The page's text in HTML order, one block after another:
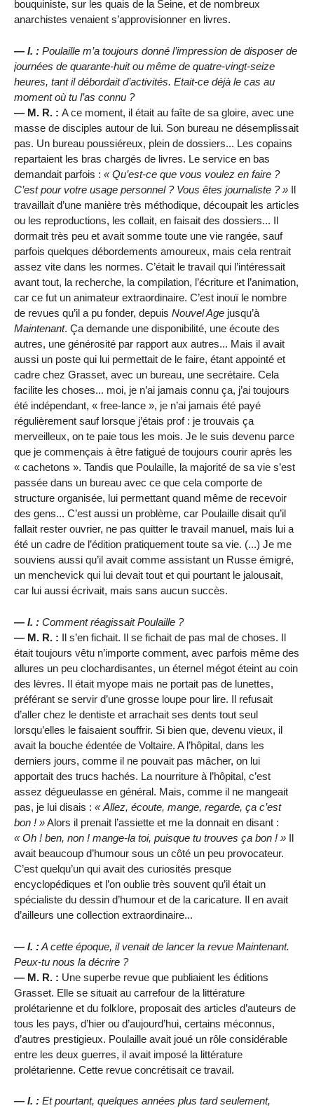
bouquiniste, sur les quais de la Seine, et de nombreux
anarchistes venaient s’approvisionner en livres.
— I. : Poulaille m’a toujours donné l’impression de disposer de
journées de quarante-huit ou même de quatre-vingt-seize
heures, tant il débordait d’activités. Etait-ce déjà le cas au
moment où tu l’as connu ?
— M. R. : A ce moment, il était au faîte de sa gloire, avec une
masse de disciples autour de lui. Son bureau ne désemplissait
pas. Un bureau poussiéreux, plein de dossiers... Les copains
repartaient les bras chargés de livres. Le service en bas
demandait parfois :
Qu’est-ce que vous voulez en faire ?
C’est pour votre usage personnel ? Vous êtes journaliste ?
Il
travaillait d’une manière très méthodique, découpait les articles
ou les reproductions, les collait, en faisait des dossiers... Il
dormait très peu et avait somme toute une vie rangée, sauf
parfois quelques débordements amoureux, mais cela rentrait
assez vite dans les normes. C’était le travail qui l’intéressait
avant tout, la recherche, la compilation, l’écriture et l’animation,
car ce fut un animateur extraordinaire. C’est inouï le nombre
de revues qu’il a pu fonder, depuis Nouvel Age jusqu’à
Maintenant. Ça demande une disponibilité, une écoute des
autres, une générosité par rapport aux autres... Mais il avait
aussi un poste qui lui permettait de le faire, étant appointé et
cadre chez Grasset, avec un bureau, une secrétaire. Cela
facilite les choses... moi, je n’ai jamais connu ça, j’ai toujours
été indépendant, « free-lance », je n’ai jamais été payé
régulièrement sauf lorsque j’étais prof : je trouvais ça
merveilleux, on te paie tous les mois. Je le suis devenu parce
que je commençais à être fatigué de toujours courir après les
« cachetons ». Tandis que Poulaille, la majorité de sa vie s’est
passée dans un bureau avec ce que cela comporte de
structure organisée, lui permettant quand même de recevoir
des gens... C’est aussi un problème, car Poulaille disait qu’il
fallait rester ouvrier, ne pas quitter le travail manuel, mais lui a
été un cadre de l’édition pratiquement toute sa vie. (...) Je me
souviens aussi qu’il avait comme assistant un Russe émigré,
un menchevick qui lui devait tout et qui pourtant le jalousait,
car lui aussi écrivait, mais sans aucun succès.
— I. : Comment réagissait Poulaille ?
— M. R. : Il s’en fichait. Il se fichait de pas mal de choses. Il
était toujours vêtu n’importe comment, avec parfois même des
allures un peu clochardisantes, un éternel mégot éteint au coin
des lèvres. Il était myope mais ne portait pas de lunettes,
préférant se servir d’une grosse loupe pour lire. Il refusait
d’aller chez le dentiste et arrachait ses dents tout seul
lorsqu’elles le faisaient souffrir. Si bien que, devenu vieux, il
avait la bouche édentée de Voltaire. A l’hôpital, dans les
derniers jours, comme il ne pouvait pas mâcher, on lui
apportait des trucs hachés. La nourriture à l’hôpital, c’est
assez dégueulasse en général. Mais, comme il ne mangeait
pas, je lui disais :
Allez, écoute, mange, regarde, ça c’est
bon !
Alors il prenait l’assiette et me la donnait en disant :
Oh ! ben, non ! mange-la toi, puisque tu trouves ça bon !
Il
avait beaucoup d’humour sous un côté un peu provocateur.
C’est quelqu’un qui avait des curiosités presque
encyclopédiques et l’on oublie très souvent qu’il était un
spécialiste du dessin d’humour et de la caricature. Il en avait
d’ailleurs une collection extraordinaire...
— I. :A cette époque, il venait de lancer la revue Maintenant.
Peux-tu nous la décrire ?
— M. R. : Une superbe revue que publiaient les éditions
Grasset. Elle se situait au carrefour de la littérature
prolétarienne et du folklore, proposait des articles d’auteurs de
tous les pays, d’hier ou d’aujourd’hui, certains méconnus,
d’autres prestigieux. Poulaille avait joué un rôle considérable
entre les deux guerres, il avait imposé la littérature
prolétarienne. Cette revue concrétisait ce travail.
— I. : Et pourtant, quelques années plus tard seulement,